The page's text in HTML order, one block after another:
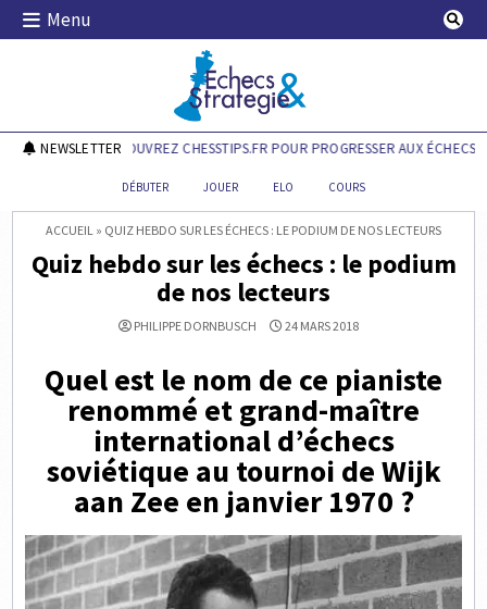
Skip
Menu
Echecs & Stratégie
NEWSLETTERDÉCOUVREZ CHESSTIPS.FR POUR PROGRESSER AUX ÉCHECS !
DÉBUTER JOUER ELO COURS
ACCUEIL » QUIZ HEBDO SUR LES ÉCHECS : LE PODIUM DE NOS LECTEURS
Quiz hebdo sur les échecs : le podium
de nos lecteurs
PHILIPPE DORNBUSCH 24 MARS 2018
Quel est le nom de ce pianiste
renommé et grand-maître
international d’échecs
soviétique au tournoi de Wijk
aan Zee en janvier 1970 ?